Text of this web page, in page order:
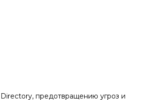
предотвращению угроз и